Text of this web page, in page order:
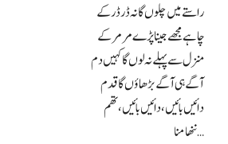
راستے میں چلوں گا نہ ڈر ڈر کے
چاہے مجھے جینا پڑے مر مر کے
منزل سے پہلے نہ لوں گا کہیں دم
آگے ہی آگے بڑھاؤں گا قدم
دائیں بائیں، دائیں بائیں، تھم
ننھا منا…